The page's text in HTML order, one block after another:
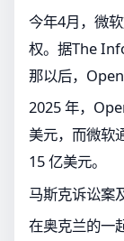
今年4月，微
权。据The
那以后，
2025 年，
美元，而微软
15 亿美元。
马斯克诉讼案
在奥克兰的一